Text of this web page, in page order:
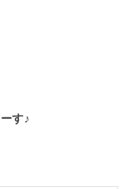
す♪